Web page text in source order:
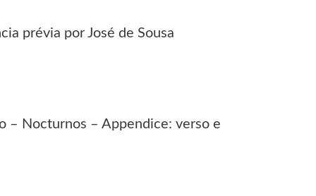
prévia por José de Sousa
– Nocturnos – Appendice: verso e